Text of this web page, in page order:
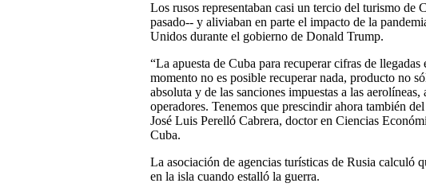
Los rusos representaban casi un tercio del turismo de
pasado-- y aliviaban en parte el impacto de la
Unidos durante el gobierno de Donald Trump.
“La apuesta de Cuba para recuperar cifras de
momento no es posible recuperar nada, producto no
absoluta y de las sanciones impuestas a las
operadores. Tenemos que prescindir ahora también
José Luis Perelló Cabrera, doctor en Ciencias
Cuba.
La asociación de agencias turísticas de Rusia calculó
en la isla cuando estalló la guerra.